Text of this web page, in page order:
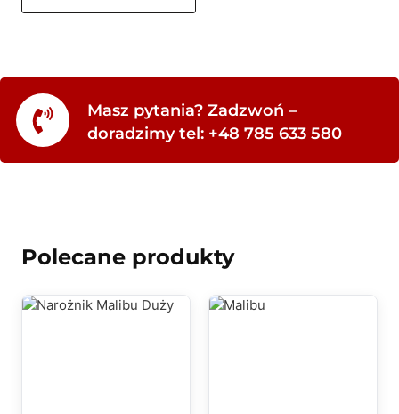
Masz pytania? Zadzwoń –
doradzimy tel: +48 785 633 580
Polecane produkty